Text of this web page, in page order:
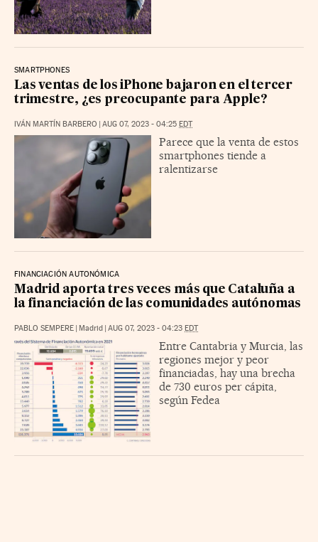
SMARTPHONES
Las ventas de los iPhone bajaron en el tercer
trimestre, ¿es preocupante para Apple?
IVÁN MARTÍN BARBERO AUG 07, 2023 - 04:25 EDT
Parece que la venta de estos
smartphones tiende a
ralentizarse
FINANCIACIÓN AUTONÓMICA
Madrid aporta tres veces más que Cataluña a
la financiación de las comunidades autónomas
PABLO SEMPERE Madrid AUG 07, 2023 - 04:23 EDT
Entre Cantabria y Murcia, las
regiones mejor y peor
financiadas, hay una brecha
de 730 euros per cápita,
según Fedea